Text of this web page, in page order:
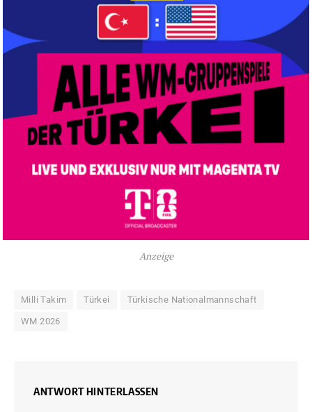
Anzeige
Milli Takim Türkei Türkische Nationalmannschaft
WM 2026
ANTWORT HINTERLASSEN